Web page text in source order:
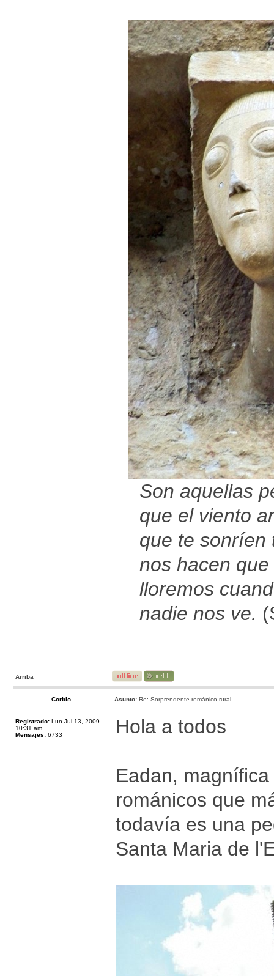
Son aquellas
que el viento
que te sonríen
nos hacen que
lloremos
nadie nos ve.
Arriba
Corbio Asunto: Re: Sorprendente románico rural
Registrado: Lun Jul 13, 2009
10:31 am
Mensajes: 6733 Hola a todos
Eadan,
románicos que
todavía es una
Santa Maria de